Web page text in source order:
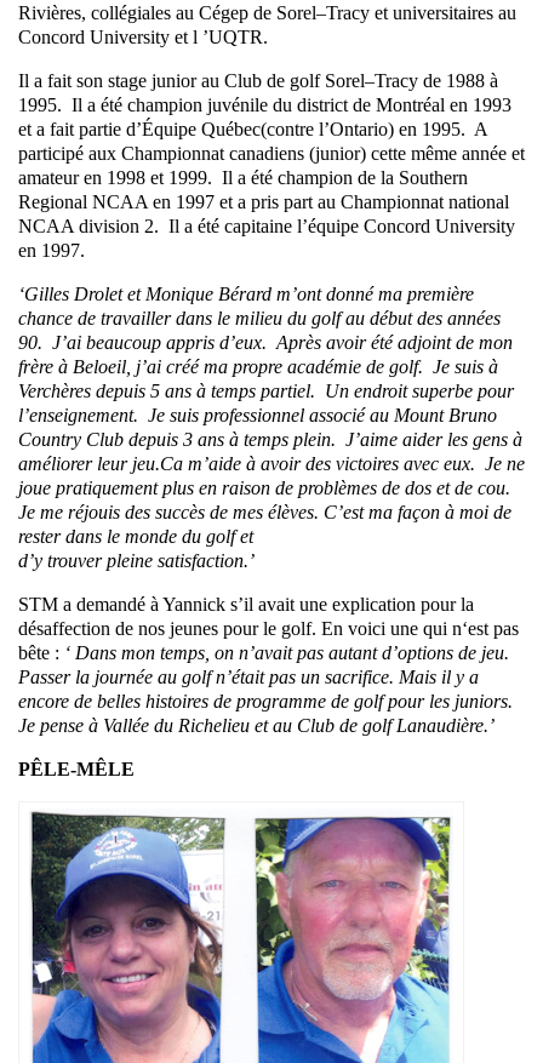
Rivières, collégiales au Cégep de Sorel–Tracy et universitaires au
Concord University et l ’UQTR.
Il a fait son stage junior au Club de golf Sorel–Tracy de 1988 à
1995. Il a été champion juvénile du district de Montréal en 1993
et a fait partie d’Équipe Québec(contre l’Ontario) en 1995. A
participé aux Championnat canadiens (junior) cette même année et
amateur en 1998 et 1999. Il a été champion de la Southern
Regional NCAA en 1997 et a pris part au Championnat national
NCAA division 2. Il a été capitaine l’équipe Concord University
en 1997.
‘Gilles Drolet et Monique Bérard m’ont donné ma première
chance de travailler dans le milieu du golf au début des années
90. J’ai beaucoup appris d’eux. Après avoir été adjoint de mon
frère à Beloeil, j’ai créé ma propre académie de golf. Je suis à
Verchères depuis 5 ans à temps partiel. Un endroit superbe pour
l’enseignement. Je suis professionnel associé au Mount Bruno
Country Club depuis 3 ans à temps plein. J’aime aider les gens à
améliorer leur jeu.Ca m’aide à avoir des victoires avec eux. Je ne
joue pratiquement plus en raison de problèmes de dos et de cou.
Je me réjouis des succès de mes élèves. C’est ma façon à moi de
rester dans le monde du golf et
d’y trouver pleine satisfaction.’
STM a demandé à Yannick s’il avait une explication pour la
désaffection de nos jeunes pour le golf. En voici une qui n‘est pas
bête : ‘ Dans mon temps, on n’avait pas autant d’options de jeu.
Passer la journée au golf n’était pas un sacrifice. Mais il y a
encore de belles histoires de programme de golf pour les juniors.
Je pense à Vallée du Richelieu et au Club de golf Lanaudière.’
PÊLE-MÊLE